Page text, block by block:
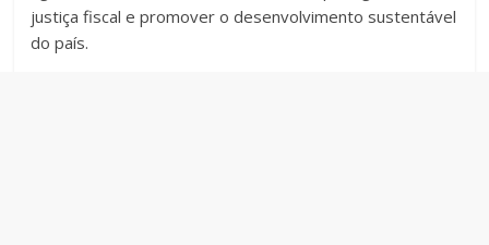
justiça fiscal e promover o desenvolvimento sustentável
do país.